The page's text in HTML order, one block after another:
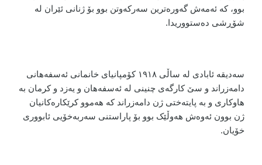
بوو، کە ئەمەش گەورەترین سەرکەوتن بوو بۆ ژنانی ئێران لە
شۆڕشی دەستووریدا.
سەدیقە ئابادی لە ساڵی ١٩١٨ کۆمپانیای خانمانی ئەسفەهانی
دامەزراند و سێ کارگەی چنینی لە ئەسفەهان و یەزد و کرمان بە
هاوکاری و بە پایتەختی ژن دامەزراند کە هەموو کرێکارەکانیان
ژن بوون ئەوەش هەوڵێک بوو بۆ پاراستنی سەربەخۆیی ئابووری
خۆیان.